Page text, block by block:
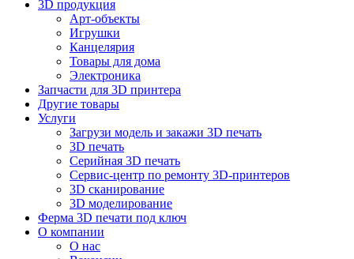
3D продукция
Арт-объекты
Игрушки
Канцелярия
Товары для дома
Электроника
Запчасти для 3D принтера
Другие товары
Услуги
Загрузи модель и закажи 3D печать
3D печать
Серийная 3D печать
Сервис-центр по ремонту 3D-принтеров
3D сканирование
3D моделирование
Ферма 3D печати под ключ
О компании
О нас